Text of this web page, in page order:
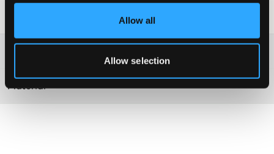
Allow all
Allow selection
Material